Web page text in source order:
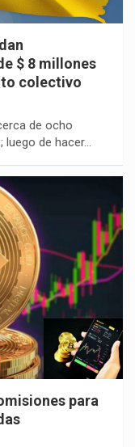
$ 8 millones
colectivo
de ocho
luego de hacer…
para